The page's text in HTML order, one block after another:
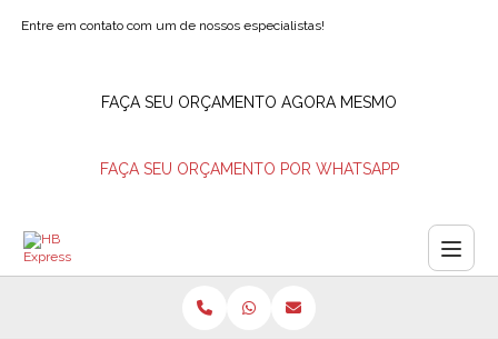
Entre em contato com um de nossos especialistas!
FAÇA SEU ORÇAMENTO AGORA MESMO
FAÇA SEU ORÇAMENTO POR WHATSAPP